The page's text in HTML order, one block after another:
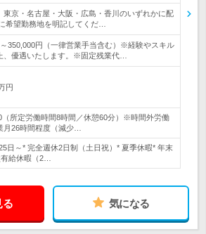
東京・名古屋・大阪・広島・香川のいずれかに配
希望勤務地を明記してくだ…
350,000円（一律営業手当含む）※経験やスキル
、優遇いたします。※固定残業代…
円
（所定労働時間8時間／休憩60分）※時間外労働
26時間程度（減少…
日～* 完全週休2日制（土日祝）* 夏季休暇* 年末
給休暇（2…
る 気になる